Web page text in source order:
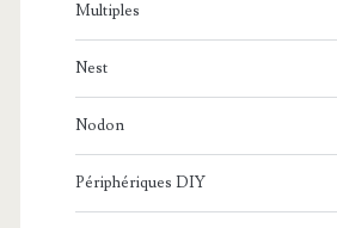
Multiples
Nest
Nodon
Périphériques DIY